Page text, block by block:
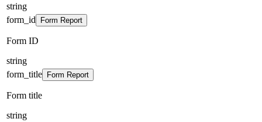
string
form_id
Form Report
Form ID
string
form_title
Form Report
Form title
string